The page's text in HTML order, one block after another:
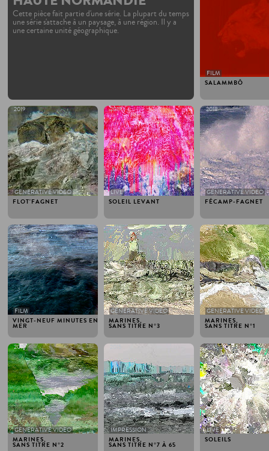
Cette pièce fait partie d'une série. La plupart du temps
une série s'attache à un paysage, à une région. Il y a
une certaine unité géographique.
SALAMMBÔ
FILM
FLOT'FAGNET
2019
GENERATIVE VIDEO
SOLEIL LEVANT
2019
LIVE
FÉCAMP-FAGNET
2018
GENERATIVE VIDEO
VINGT-NEUF MINUTES EN
MER
2016
FILM
MARINES,
SANS TITRE N°3
2015
GENERATIVE VIDEO
MARINES,
SANS TITRE N°1
2015
GENERATIVE VIDEO
MARINES,
SANS TITRE N°2
2015
GENERATIVE VIDEO
MARINES,
SANS TITRE N°7 À 65
IMPRESSION
SOLEILS
2015
LIVE